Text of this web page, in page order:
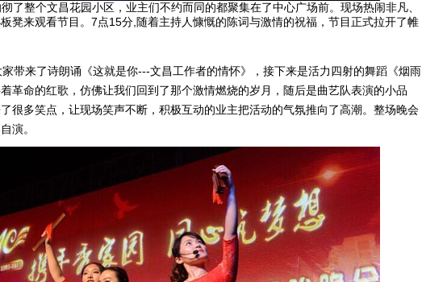
了整个文昌花园小区，业主们不约而同的都聚集在了中心广场前。现场热闹非凡、
凳来观看节目。7点15分,随着主持人慷慨的陈词与激情的祝福，节目正式拉开了帷
带来了诗朗诵《这就是你---文昌工作者的情怀》，接下来是活力四射的舞蹈《烟雨
革命的红歌，仿佛让我们回到了那个激情燃烧的岁月，随后是曲艺队表演的小品
了很多笑点，让现场笑声不断，积极互动的业主把活动的气氛推向了高潮。整场晚会
演。